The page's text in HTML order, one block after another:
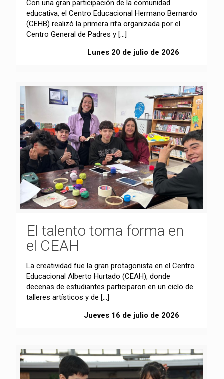
Con una gran participación de la comunidad
educativa, el Centro Educacional Hermano Bernardo
(CEHB) realizó la primera rifa organizada por el
Centro General de Padres y […]
Lunes 20 de julio de 2026
El talento toma forma en
el CEAH
La creatividad fue la gran protagonista en el Centro
Educacional Alberto Hurtado (CEAH), donde
decenas de estudiantes participaron en un ciclo de
talleres artísticos y de […]
Jueves 16 de julio de 2026